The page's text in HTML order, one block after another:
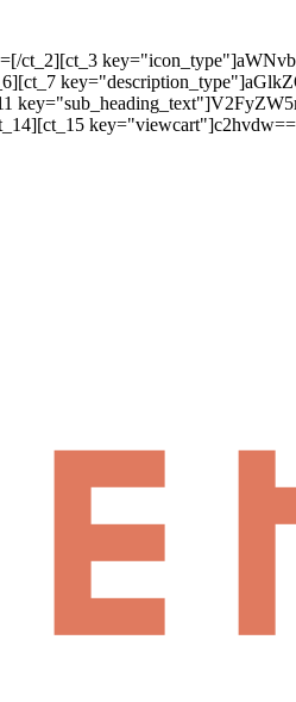
ct_2][ct_3